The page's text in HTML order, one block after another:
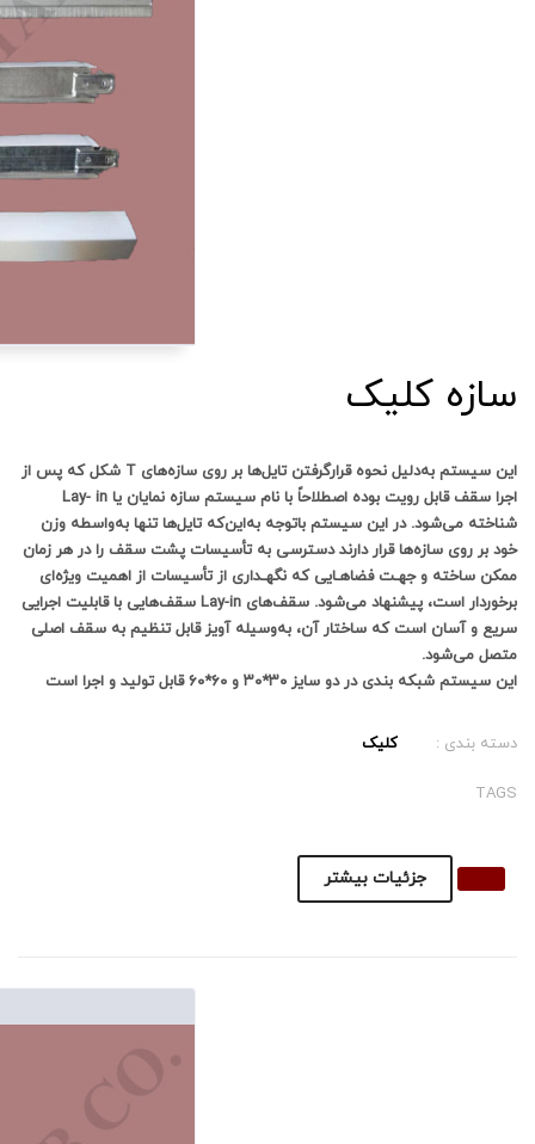
سازه کلیک
این سیستم به دلیل نحوه قرارگرفتن تایل ها بر روی سازه های T شکل که پس از
اجرا سقف قابل رویت بوده اصطلاحاً با نام سیستم سازه نمایان یا Lay- in
شناخته می شود. در این سیستم باتوجه به این که تایل ها تنها به واسطه وزن
خود بر روی سازه ها قرار دارند دسترسی به تأسیسات پشت سقف را در هر زمان
ممکن ساخته و جهـت فضاهـایی که نگهـداری از تأسیسات از اهمیت ویژه ای
برخوردار است، پیشنهاد می شود. سقف های Lay-in سقف هایی با قابلیت اجرایی
سریع و آسان است که ساختار آن، به وسیله آویز قابل تنظیم به سقف اصلی
متصل می شود.
این سیستم شبکه بندی در دو سایز ۳۰*۳۰ و ۶۰*۶۰ قابل تولید و اجرا است
دسته بندی : کلیک
TAGS
جزئیات بیشتر